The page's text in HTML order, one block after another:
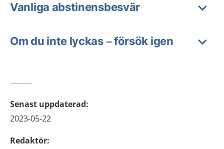
Vanliga abstinensbesvär
Om du inte lyckas – försök igen
Senast uppdaterad:
2023-05-22
Redaktör: